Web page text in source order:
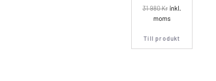
31 980Krinkl.
moms
Till produkt